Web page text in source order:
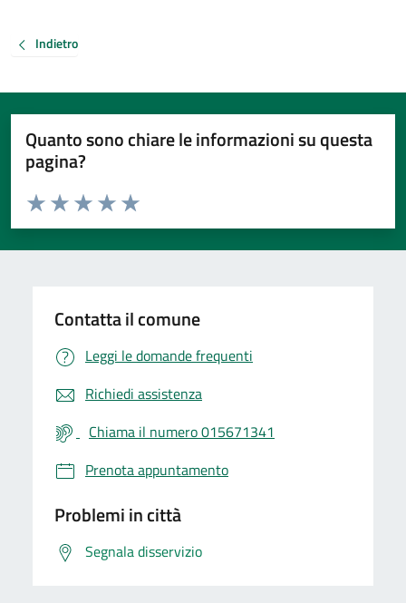
Indietro
Quanto sono chiare le informazioni su questa
pagina?
Valuta da 1 a 5 stelle la pagina
Valuta 5 stelle su 5
Valuta 4 stelle su 5
Valuta 3 stelle su 5
Valuta 2 stelle su 5
Valuta 1 stelle su 5
Contatta il comune
Leggi le domande frequenti
Richiedi assistenza
Chiama il numero 015671341
Prenota appuntamento
Problemi in città
Segnala disservizio